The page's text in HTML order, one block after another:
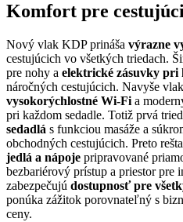
Komfort pre
Nový vlak KDP prináša výrazne
cestujúcich vo všetkých triedach.
pre nohy a elektrické zásuvky pri
náročných cestujúcich. Navyše
vysokorýchlostné Wi-Fi a
pri každom sedadle. Totiž prvá
sedadlá s funkciou masáže a
obchodných cestujúcich. Preto
jedlá a nápoje pripravované
bezbariérový prístup a priestor pre
zabezpečujú dostupnosť pre
ponúka zážitok porovnateľný s
ceny.